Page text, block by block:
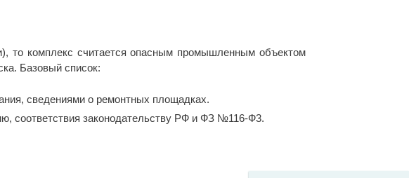
то комплекс считается опасным промышленным объектом
Базовый список:
сведениями о ремонтных площадках.
соответствия законодательству РФ и ФЗ №116-Ф3.